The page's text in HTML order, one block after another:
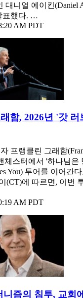
대니얼 에이킨(Daniel
표했다. …
AM PDT
함, 2026년 '갓
프랭클린 그래함
체스터에서 '하나님은
You) 투어를 이어간
(CT)에 따르면, 이번
AM PDT
즘의 침투, 교회